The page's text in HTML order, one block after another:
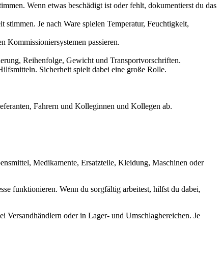
Wenn etwas beschädigt ist oder fehlt, dokumentierst du das
Je nach Ware spielen Temperatur, Feuchtigkeit,
Kommissioniersystemen passieren.
Reihenfolge, Gewicht und Transportvorschriften.
Sicherheit spielt dabei eine große Rolle.
Fahrern und Kolleginnen und Kollegen ab.
Medikamente, Ersatzteile, Kleidung, Maschinen oder
funktionieren. Wenn du sorgfältig arbeitest, hilfst du dabei,
Versandhändlern oder in Lager- und Umschlagbereichen. Je